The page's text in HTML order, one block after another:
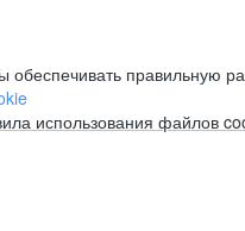
правильную
использования файлов